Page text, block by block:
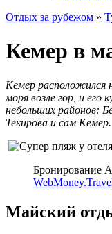
Отдых за рубежом »
Кемер в
Кемер расположился
моря возле гор, и его
небольших районов:
Текирова и сам Кемер.
Бронирование
Майский